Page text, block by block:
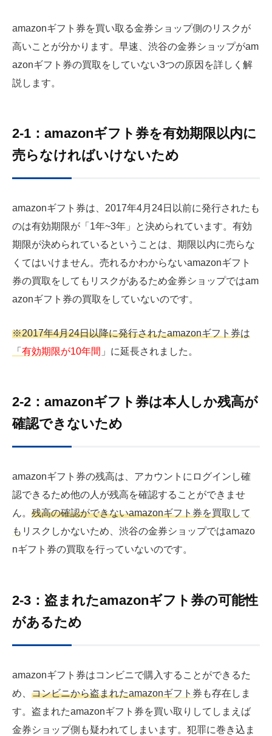
amazonギフト券を買い取る金券ショップ側のリスクが
高いことが分かります。早速、渋谷の金券ショップがam
azonギフト券の買取をしていない3つの原因を詳しく解
説します。
2-1：amazonギフト券を有効期限以内に
売らなければいけないため
amazonギフト券は、2017年4月24日以前に発行されたも
のは有効期限が「1年~3年」と決められています。有効
期限が決められているということは、期限以内に売らな
くてはいけません。売れるかわからないamazonギフト
券の買取をしてもリスクがあるため金券ショップではam
azonギフト券の買取をしていないのです。
※2017年4月24日以降に発行されたamazonギフト券は
「 有効期限が10年間 」に延長されました。
2-2：amazonギフト券は本人しか残高が
確認できないため
amazonギフト券の残高は、アカウントにログインし確
認できるため他の人が残高を確認することができませ
ん。 残高の確認ができないamazonギフト券を買取して
もリスクしかないため、渋谷の金券ショップではamazo
nギフト券の買取を行っていないのです。
2-3：盗まれたamazonギフト券の可能性
があるため
amazonギフト券はコンビニで購入することができるた
め、 コンビニから盗まれたamazonギフト券 も存在しま
す。盗まれたamazonギフト券を買い取りしてしまえば
金券ショップ側も疑われてしまいます。犯罪に巻き込ま